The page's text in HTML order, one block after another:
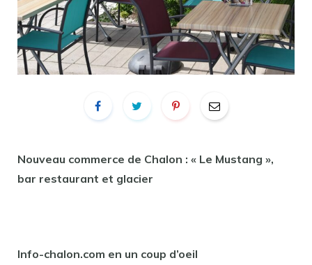
Nouveau commerce de Chalon : « Le Mustang »,
bar restaurant et glacier
Info-chalon.com en un coup d’oeil